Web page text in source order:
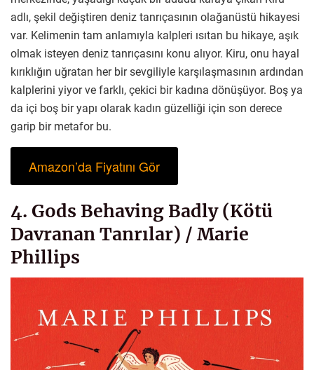
adlı, şekil değiştiren deniz tanrıçasının olağanüstü hikayesi
var. Kelimenin tam anlamıyla kalpleri ısıtan bu hikaye, aşık
olmak isteyen deniz tanrıçasını konu alıyor. Kiru, onu hayal
kırıklığın uğratan her bir sevgiliyle karşılaşmasının ardından
kalplerini yiyor ve farklı, çekici bir kadına dönüşüyor. Boş ya
da içi boş bir yapı olarak kadın güzelliği için son derece
garip bir metafor bu.
Amazon’da Fiyatını Gör
4. Gods Behaving Badly (Kötü
Davranan Tanrılar) / Marie
Phillips